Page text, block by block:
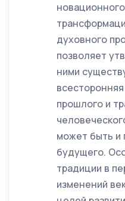
духовного
позволяет
ними
прошлого и
может быть и
будущего.
традиции в
изменений